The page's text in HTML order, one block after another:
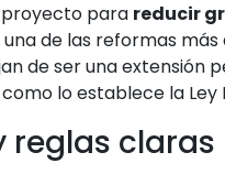
para reducir
una de las reformas
de ser una extensión
lo establece la Ley
reglas claras